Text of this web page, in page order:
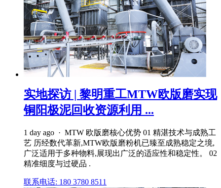
实地探访 | 黎明重工MTW欧版磨实现
铜阳极泥回收资源利用 ...
1 day ago · MTW 欧版磨核心优势 01 精湛技术与成熟工
艺 历经数代革新,MTW欧版磨粉机已臻至成熟稳定之境,
广泛适用于多种物料,展现出广泛的适应性和稳定性。 02
精准细度与过硬品 .
联系电话: 180 3780 8511